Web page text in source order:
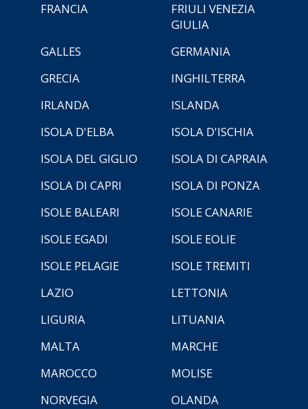
FRANCIA
FRIULI VENEZIA
GIULIA
GALLES
GERMANIA
GRECIA
INGHILTERRA
IRLANDA
ISLANDA
ISOLA D'ELBA
ISOLA D'ISCHIA
ISOLA DEL GIGLIO
ISOLA DI CAPRAIA
ISOLA DI CAPRI
ISOLA DI PONZA
ISOLE BALEARI
ISOLE CANARIE
ISOLE EGADI
ISOLE EOLIE
ISOLE PELAGIE
ISOLE TREMITI
LAZIO
LETTONIA
LIGURIA
LITUANIA
MALTA
MARCHE
MAROCCO
MOLISE
NORVEGIA
OLANDA